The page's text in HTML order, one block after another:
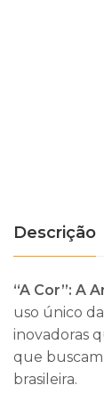
Descrição
“A Cor”: A
uso único
inovadoras
que
brasileira.